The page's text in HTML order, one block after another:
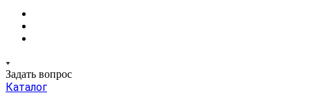
Задать вопрос
Каталог